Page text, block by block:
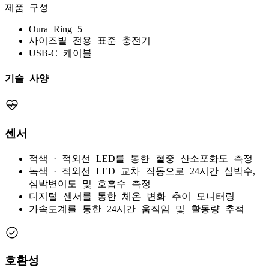
제품 구성
Oura Ring 5
사이즈별 전용 표준 충전기
USB-C 케이블
기술 사양
센서
적색 · 적외선 LED를 통한 혈중 산소포화도 측정
녹색 · 적외선 LED 교차 작동으로 24시간 심박수,
심박변이도 및 호흡수 측정
디지털 센서를 통한 체온 변화 추이 모니터링
가속도계를 통한 24시간 움직임 및 활동량 추적
호환성